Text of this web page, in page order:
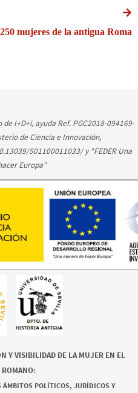
mujeres de la antigua Roma
I+D+i, ayuda Ref. PGC2018-094169-
de Ciencia e Innovación,
501100011033/ y "FEDER Una
Europa"
Y VISIBILIDAD DE LA MUJER EN EL
ÁMBITOS POLÍTICOS, JURÍDICOS Y